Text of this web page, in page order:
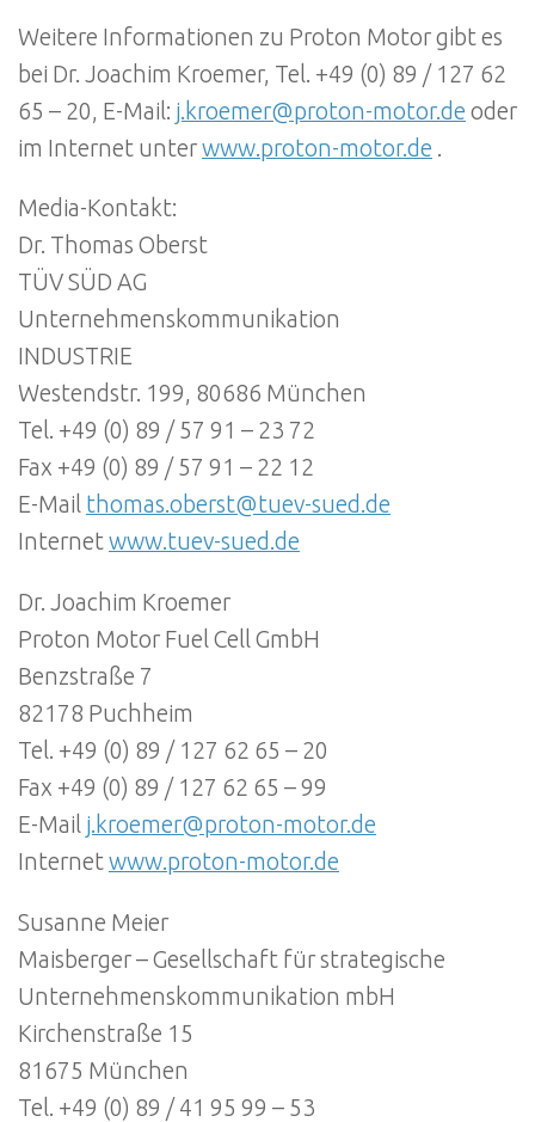
Weitere Informationen zu Proton Motor gibt es
bei Dr. Joachim Kroemer, Tel. +49 (0) 89 / 127 62
65 – 20, E-Mail: j.kroemer@proton-motor.de oder
im Internet unterwww.proton-motor.de .
Media-Kontakt:
Dr. Thomas Oberst
TÜV SÜD AG
Unternehmenskommunikation
INDUSTRIE
Westendstr. 199, 80686 München
Tel. +49 (0) 89 / 57 91 – 23 72
Fax +49 (0) 89 / 57 91 – 22 12
E-Mail thomas.oberst@tuev-sued.de
Internetwww.tuev-sued.de
Dr. Joachim Kroemer
Proton Motor Fuel Cell GmbH
Benzstraße 7
82178 Puchheim
Tel. +49 (0) 89 / 127 62 65 – 20
Fax +49 (0) 89 / 127 62 65 – 99
E-Mail j.kroemer@proton-motor.de
Internetwww.proton-motor.de
Susanne Meier
Maisberger – Gesellschaft für strategische
Unternehmenskommunikation mbH
Kirchenstraße 15
81675 München
Tel. +49 (0) 89 / 41 95 99 – 53